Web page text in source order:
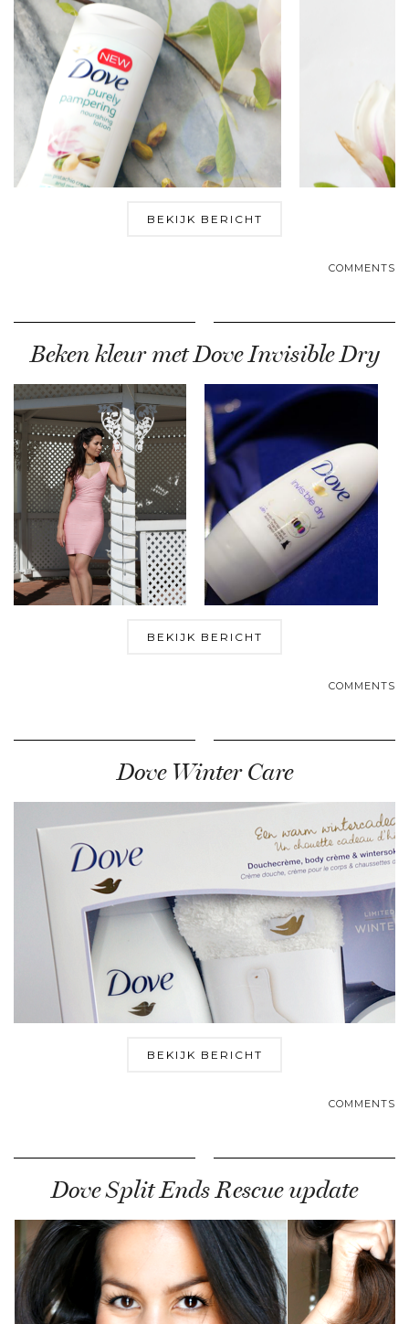
BEKIJK BERICHT
COMMENTS
Beken kleur met Dove Invisible Dry
BEKIJK BERICHT
COMMENTS
Dove Winter Care
BEKIJK BERICHT
COMMENTS
Dove Split Ends Rescue update